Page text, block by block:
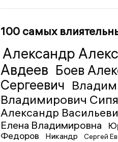
100 самых
Александр
Авдеев Боев
Сергеевич
Владимирович
Александр
Елена Владимировна
Федоров
Никандр Сергей